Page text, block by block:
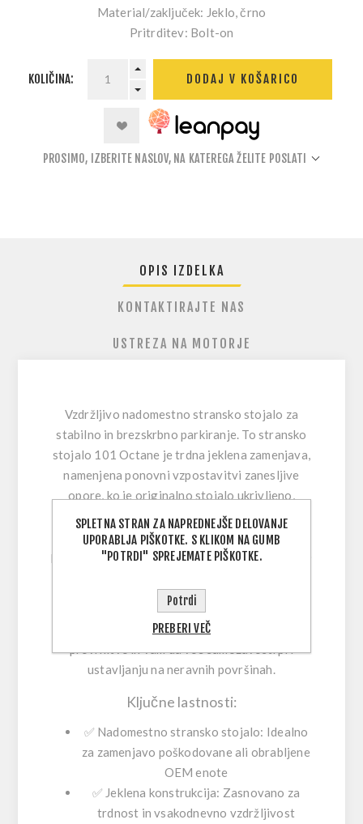
Material/zaključek: Jeklo, črno
Pritrditev: Bolt-on
KOLIČINA: DODAJ V KOŠARICO
PROSIMO, IZBERITE NASLOV, NA KATEREGA ŽELITE POSLATI
OPIS IZDELKA
KONTAKTIRAJTE NAS
USTREZA NA MOTORJE
Vzdržljivo nadomestno stransko stojalo za
stabilno in brezskrbno parkiranje. To stransko
stojalo 101 Octane je trdna jeklena zamenjava,
namenjena ponovni vzpostavitvi zanesljive
opore, ko je originalno stojalo ukrivljeno,
obrabljeno ali motorja ne drži več varno. S
čistim črnim zaključkom in bolt-on načinom
pritrditve je praktična izbira, da motor ponovno
Zanesljivo stransko stojalo olajša parkiranje
doma, v službi in na poti—zmanjša možnost
ustavljanju na neravnih površinah.
Ključne lastnosti:
✅ Nadomestno stransko stojalo: Idealno
za zamenjavo poškodovane ali obrabljene
OEM enote
✅ Jeklena konstrukcija: Zasnovano za
trdnost in vsakodnevno vzdržljivost
SPLETNA STRAN ZA NAPREDNEJŠE DELOVANJE
UPORABLJA PIŠKOTKE. S KLIKOM NA GUMB
"POTRDI" SPREJEMATE PIŠKOTKE.
Potrdi
PREBERI VEČ